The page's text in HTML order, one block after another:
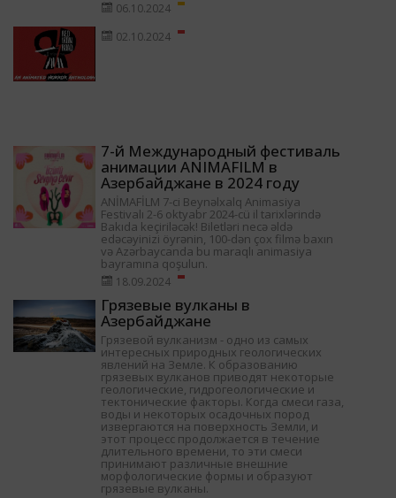
06.10.2024
02.10.2024
7-й Международный фестиваль
анимации ANIMAFILM в
Азербайджане в 2024 году
ANİMAFİLM 7-ci Beynəlxalq Animasiya
Festivalı 2-6 oktyabr 2024-cü il tarixlərində
Bakıda keçiriləcək! Biletləri necə əldə
edəcəyinizi öyrənin, 100-dən çox filmə baxın
və Azərbaycanda bu maraqlı animasiya
bayramına qoşulun.
18.09.2024
Грязевые вулканы в
Азербайджане
Грязевой вулканизм - одно из самых
интересных природных геологических
явлений на Земле. К образованию
грязевых вулканов приводят некоторые
геологические, гидрогеологические и
тектонические факторы. Когда смеси газа,
воды и некоторых осадочных пород
извергаются на поверхность Земли, и
этот процесс продолжается в течение
длительного времени, то эти смеси
принимают различные внешние
морфологические формы и образуют
грязевые вулканы.